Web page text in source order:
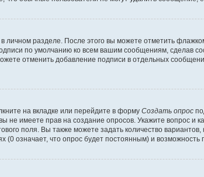
разделе. После этого вы можете отметить
по умолчанию ко всем вашим сообщениям, сделав
отменить добавление подписи в отдельных
на вкладке или перейдите в форму Создать опрос
не имеете прав на создание опросов. Укажите вопрос и
поля. Вы также можете задать количество
означает, что опрос будет постоянным) и возможность